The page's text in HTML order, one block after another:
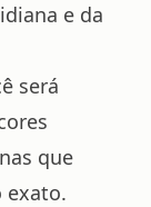
e da
será
que
exato.